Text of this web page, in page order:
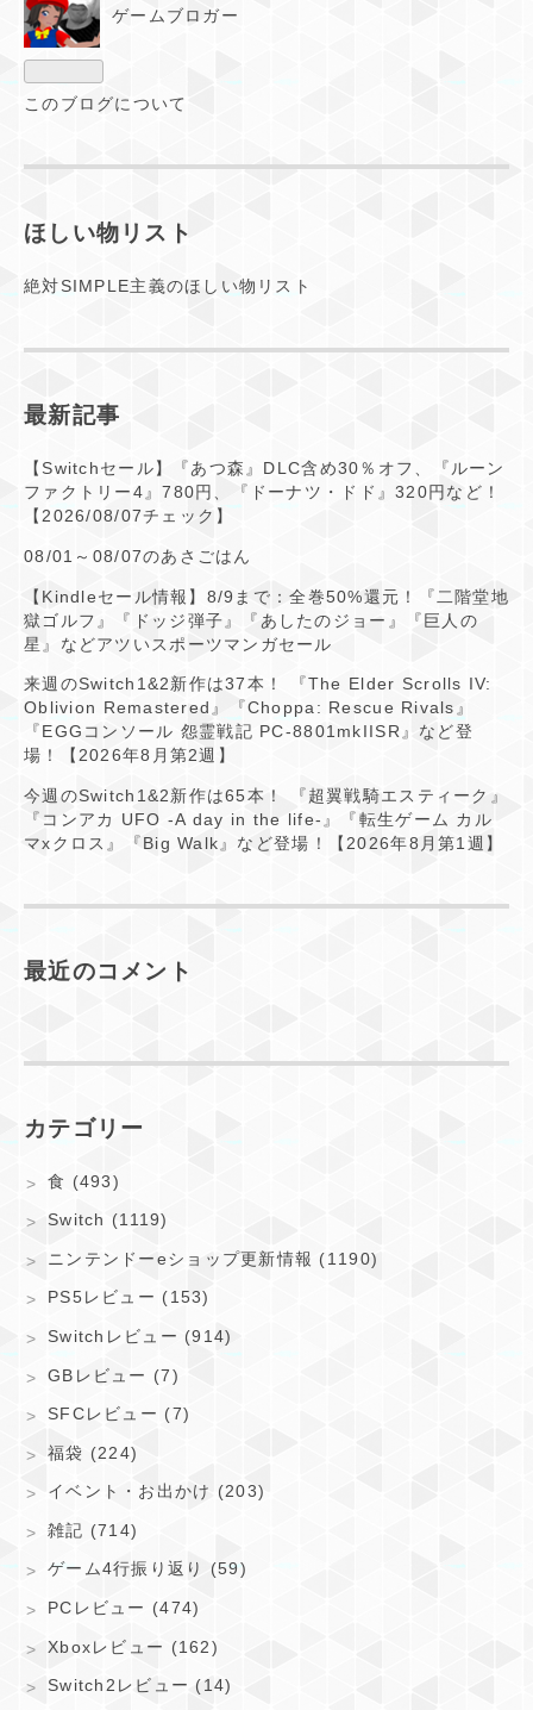
なブ
ゲームブロガー
このブログについて
ほしい物リスト
絶対SIMPLE主義のほしい物リスト
最新記事
【Switchセール】『あつ森』DLC含め30％オフ、『ルーン
ファクトリー4』780円、『ドーナツ・ドド』320円など！
【2026/08/07チェック】
08/01～08/07のあさごはん
【Kindleセール情報】8/9まで：全巻50%還元！『二階堂地
獄ゴルフ』『ドッジ弾子』『あしたのジョー』『巨人の
星』などアツいスポーツマンガセール
来週のSwitch1&2新作は37本！ 『The Elder Scrolls IV:
Oblivion Remastered』『Choppa: Rescue Rivals』
『EGGコンソール 怨霊戦記 PC-8801mkIISR』など登
場！【2026年8月第2週】
今週のSwitch1&2新作は65本！ 『超翼戦騎エスティーク』
『コンアカ UFO -A day in the life-』『転生ゲーム カル
マxクロス』『Big Walk』など登場！【2026年8月第1週】
最近のコメント
カテゴリー
食 (493)
Switch (1119)
ニンテンドーeショップ更新情報 (1190)
PS5レビュー (153)
Switchレビュー (914)
GBレビュー (7)
SFCレビュー (7)
福袋 (224)
イベント・お出かけ (203)
雑記 (714)
ゲーム4行振り返り (59)
PCレビュー (474)
Xboxレビュー (162)
Switch2レビュー (14)